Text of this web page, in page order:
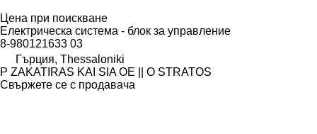
Цена при поискване
Електрическа система - блок за управление
8-980121633 03
Гърция, Thessaloniki
P ZAKATIRAS KAI SIA OE || O STRATOS
Свържете се с продавача